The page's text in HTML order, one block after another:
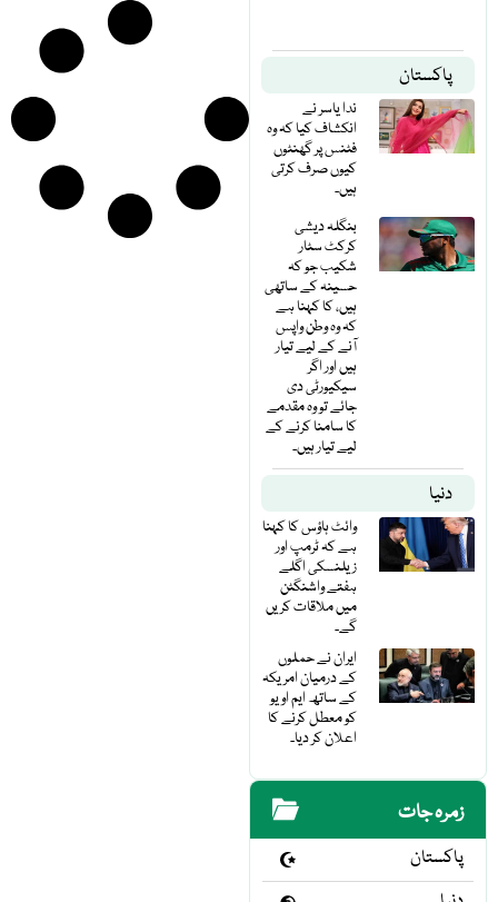
پاکستان
ندا یاسر نے
انکشاف کیا کہ وہ
فٹنس پر گھنٹوں
کیوں صرف کرتی
ہیں۔
بنگلہ دیشی
کرکٹ سٹار
شکیب جو کہ
حسینہ کے ساتھی
ہیں، کا کہنا ہے
کہ وہ وطن واپس
آنے کے لیے تیار
ہیں اور اگر
سیکیورٹی دی
جائے تو وہ مقدمے
کا سامنا کرنے کے
لیے تیار ہیں۔
دنیا
وائٹ ہاؤس کا کہنا
ہے کہ ٹرمپ اور
زیلنسکی اگلے
ہفتے واشنگٹن
میں ملاقات کریں
گے۔
ایران نے حملوں
کے درمیان امریکہ
کے ساتھ ایم او یو
کو معطل کرنے کا
اعلان کر دیا۔
زمرہ جات
پاکستان